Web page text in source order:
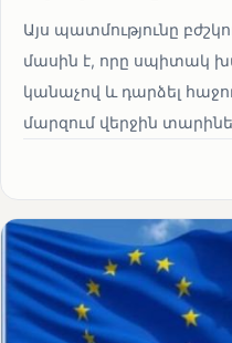
Այս պատմությունը
մասին է, որը սպիտակ
կանաչով և դարձել
մարզում վերջին